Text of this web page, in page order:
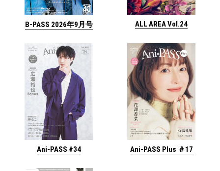
B-PASS 2026年9月号 ALL AREA Vol.24
Ani-PASS #34 Ani-PASS Plus ＃17